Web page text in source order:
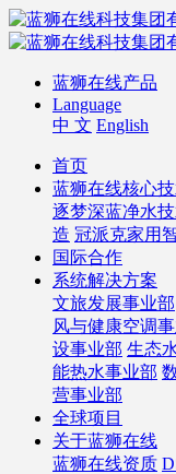
蓝狮在线产品
Language
中 文 English
首页
蓝狮在线核心
逐梦深蓝净水
造 冠派克家用
国际合作
系统解决方案
文旅发展事业部
风与健康空调
设事业部 生态
能热水事业部
营事业部
全球项目
关于蓝狮在线
蓝狮在线资质